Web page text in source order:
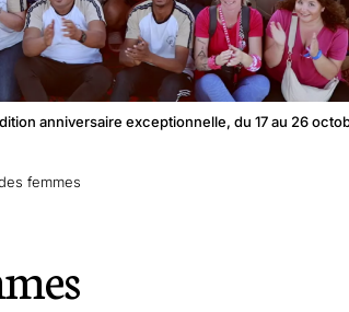
anniversaire exceptionnelle, du 17 au 26
femmes